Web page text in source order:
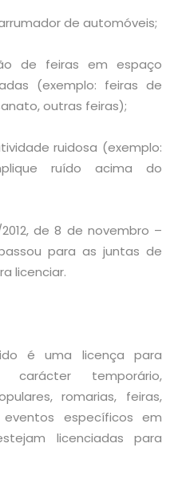
de automóveis;
de feiras em espaço
(exemplo: feiras de
outras feiras);
ruidosa (exemplo:
ruído acima do
de 8 de novembro –
para as juntas de
licenciar.
é uma licença para
temporário,
romarias, feiras,
específicos em
licenciadas para